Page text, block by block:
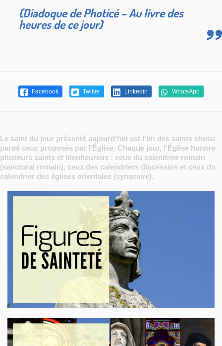
(Diadoque de Photicé – Au livre des
heures de ce jour)
Facebook Twitter Linkedin WhatsApp
Le saint du jour présenté aujourd'hui est l'un des saints choisi
parmi ceux proposés par l'Église. Chaque jour, l'Église honore
plusieurs saints et bienheureux : ceux du calendrier romain
(sanctoral romain), ceux des calendriers diocésains et ceux du
calendrier des églises orientales (synaxaire).